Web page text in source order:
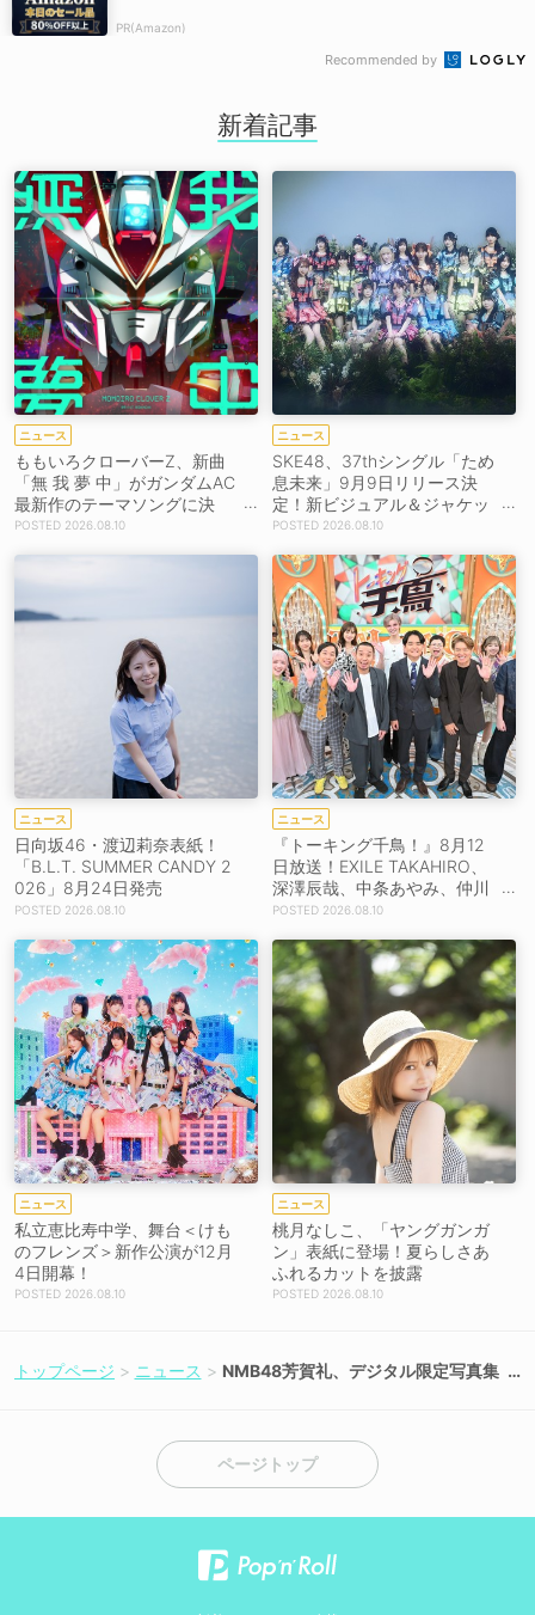
PR(Amazon)
Recommended by
新着記事
ニュース
ももいろクローバーZ、新曲
「無 我 夢 中」がガンダムAC
最新作のテーマソングに決
定！8月26日配信リリース！
2026.08.10
ニュース
SKE48、37thシングル「ため
息未来」9月9日リリース決
定！新ビジュアル＆ジャケッ
ト写真も一挙公開！
2026.08.10
ニュース
日向坂46・渡辺莉奈表紙！
「B.L.T. SUMMER CANDY 2
026」8月24日発売
2026.08.10
ニュース
『トーキング千鳥！』8月12
日放送！EXILE TAKAHIRO、
深澤辰哉、中条あやみ、仲川
瑠夏ら豪華ゲストが集結！
2026.08.10
ニュース
私立恵比寿中学、舞台＜けも
のフレンズ＞新作公演が12月
4日開幕！
2026.08.10
ニュース
桃月なしこ、「ヤングガンガ
ン」表紙に登場！夏らしさあ
ふれるカットを披露
2026.08.10
トップページ ニュース
NMB48芳賀礼、デジタル限定写真集
ページトップ